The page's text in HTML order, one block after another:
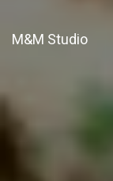
M&M Studio